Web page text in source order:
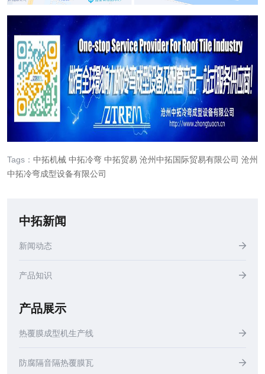
Tags： 中拓机械 中拓冷弯 中拓贸易 沧州中拓国际贸易有限公司 沧州
中拓冷弯成型设备有限公司
中拓新闻
新闻动态
产品知识
产品展示
热覆膜成型机生产线
防腐隔音隔热覆膜瓦